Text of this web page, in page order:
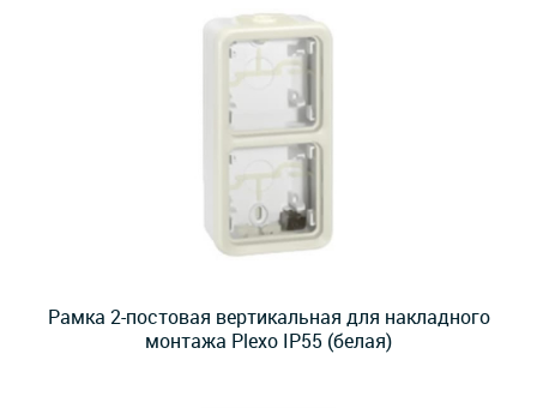
Рамка 2-постовая вертикальная для накладного
монтажа Plexo IP55 (белая)